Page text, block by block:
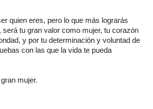
quien eres, pero lo que más lograrás
será tu gran valor como mujer, tu corazón
y por tu determinación y voluntad de
con las que la vida te pueda
mujer.